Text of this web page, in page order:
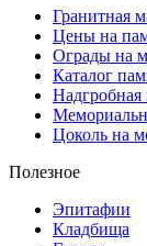
Гранитная
Цены на
Ограды на
Каталог
Надгробная
Цоколь на
Полезное
Эпитафии
Кладбища